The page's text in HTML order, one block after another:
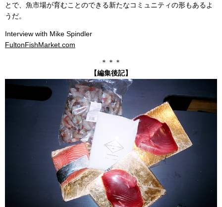
とで、魚市場が育むことのできる新たなコミュニティの形もあるよ
うだ。
Interview with Mike Spindler
FultonFishMarket.com
＊＊＊
【編集後記】